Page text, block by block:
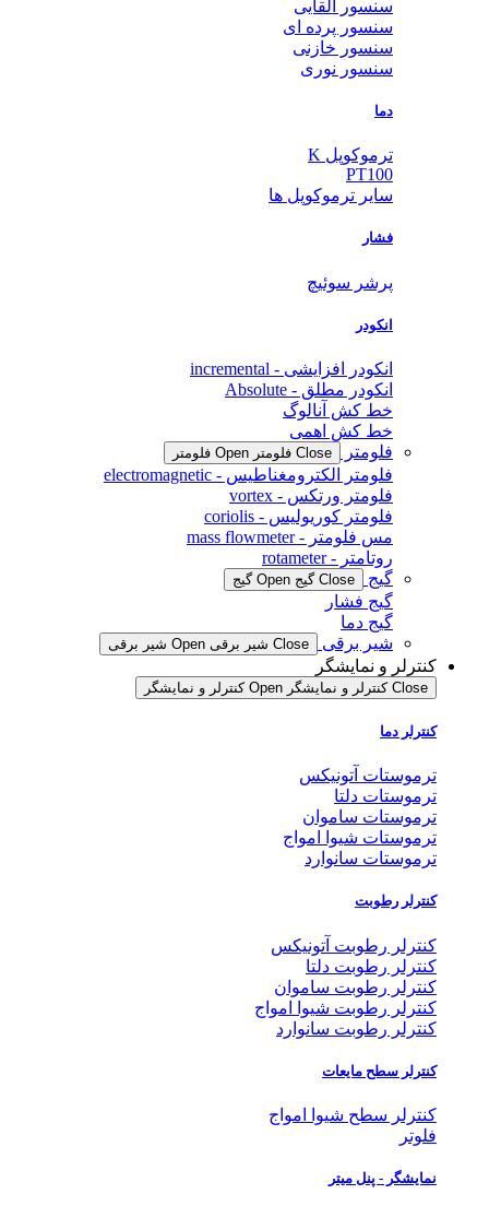
سنسور القایی
سنسور پرده ای
سنسور خازنی
سنسور نوری
دما
ترموکوپل K
PT100
سایر ترموکوپل ها
فشار
پرشر سوئیچ
انکودر
انکودر افزایشی - incremental
انکودر مطلق - Absolute
خط کش آنالوگ
خط کش اهمی
فلومتر
Close فلومتر Open فلومتر
فلومتر الکترومغناطیس - electromagnetic
فلومتر ورتکس - vortex
فلومتر کوریولیس - coriolis
مس فلومتر - mass flowmeter
روتامتر - rotameter
گیج
Close گیج Open گیج
گیج فشار
گیج دما
شیر برقی
Close شیر برقی Open شیر برقی
کنترلر و نمایشگر
Close کنترلر و نمایشگر Open کنترلر و نمایشگر
کنترلر دما
ترموستات آتونیکس
ترموستات دلتا
ترموستات ساموان
ترموستات شیوا امواج
ترموستات سانوارد
کنترلر رطوبت
کنترلر رطوبت آتونیکس
کنترلر رطوبت دلتا
کنترلر رطوبت ساموان
کنترلر رطوبت شیوا امواج
کنترلر رطوبت سانوارد
کنترلر سطح مایعات
کنترلر سطح شیوا امواج
فلوتر
نمایشگر - پنل میتر